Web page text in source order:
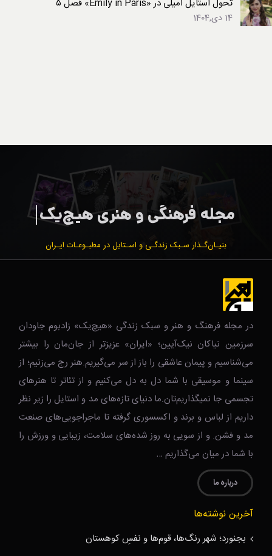
تحول استایل امیلی در «Emily in Paris» فصل ۵
14 دی,1404
بنیـان‌گـذار سـبک زندگـی و اسـتایل در مطبـوعـات ایـران
در مجله فرهنگ و هنر و سبک زندگی‌ «هیچ‌یک» زادبوم جاودان
سرزمین نیاکان نیک‌‌‌آیین؛ «ایران» عزیزتر از جان‌مان را بیشتر
می‌شناسیم و پیمان عاشقی را باز از سر می‌گیریم.هنر رج می‌زنیم؛ از
سینما و موسیقی با شما دل به دل می‌کنیم و از تئاتر تا هنرهای
تجسمی جا نمیگذاریم‌تان.ما دنیای تازه‌های مد و استایل را زیر نظر
داریم از لباس و برند و اکسسوری گرفته تا ماجراجویی‌های صنعت
مد و فشن. و از سویی به روز شده‌های سلامت، زیبایی و ورزش را
با شما در میان می‌گذاریم …
درباره ما
آخرین نوشته‌ها
بجنورد؛ شهر رنگ‌ها، قوم‌ها و نفسِ کوهستان